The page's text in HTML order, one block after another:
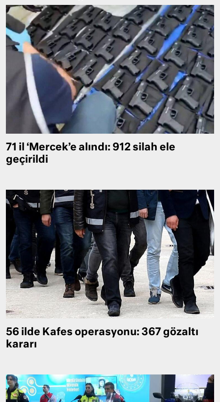
71 il ‘Mercek’e alındı: 912 silah ele
geçirildi
56 ilde Kafes operasyonu: 367 gözaltı
kararı